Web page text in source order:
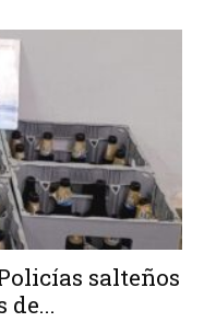
salteños
de...